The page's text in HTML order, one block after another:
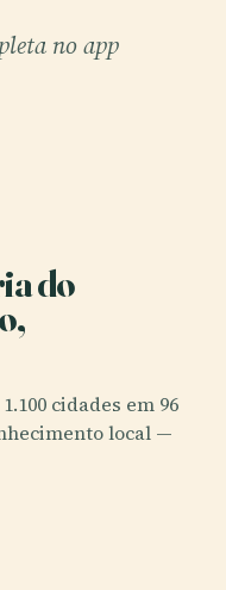
no app
do
cidades em 96
local —